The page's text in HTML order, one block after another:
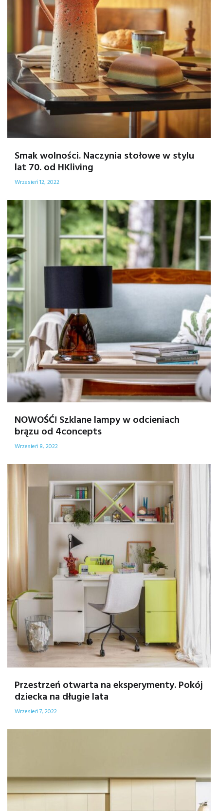
Smak wolności. Naczynia stołowe w stylu
lat 70. od HKliving
Wrzesień 12, 2022
NOWOŚĆ! Szklane lampy w odcieniach
brązu od 4concepts
Wrzesień 8, 2022
Przestrzeń otwarta na eksperymenty. Pokój
dziecka na długie lata
Wrzesień 7, 2022